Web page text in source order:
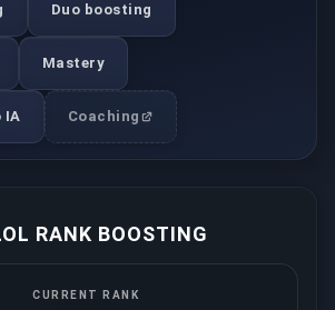
Duo boosting
Mastery
IA Coaching
RANK BOOSTING
CURRENT RANK